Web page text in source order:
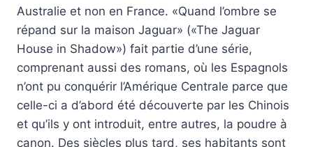
Australie et non en France. «Quand l’ombre se
répand sur la maison Jaguar» («The Jaguar
House in Shadow») fait partie d’une série,
comprenant aussi des romans, où les Espagnols
n’ont pu conquérir l’Amérique Centrale parce que
celle-ci a d’abord été découverte par les Chinois
et qu’ils y ont introduit, entre autres, la poudre à
canon. Des siècles plus tard, ses habitants sont